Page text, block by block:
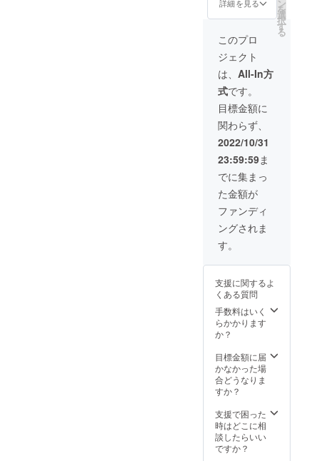
ロー、
オレン
ジ、
レッド
下段左
よりラ
イトグ
レー、
チャ
コー
ル、
チョコ
寸法:
W10.8×
H6.1×D
2.4cm
革 :ア
ドリア
革) 生
込み)の
30%off
全10色
の中か
らお好
みの色
をお選
び下さ
い。 上
段左よ
りブ
ラッ
ク、ネ
イ
ビー、
ブルー
中段左
よりラ
イトグ
リー
ロー、
ジ、
レッド
下段左
よりラ
イトグ
チャ
コー
ル、
チョコ
W10.8×
H6.1×D
2.4cm
革 :ア
詳細を見る ン
を
選
択
す
る
このプロ
ジェクト
は、 All-In方
式です。
目標金額に
関わらず、
2022/10/31
23:59:59ま
でに集まっ
た金額が
ファンディ
ングされま
す。
支援に関するよ
くある質問
手数料はいく
らかかります
か？
目標金額に届
かなかった場
合どうなりま
すか？
支援で困った
時はどこに相
談したらいい
ですか？